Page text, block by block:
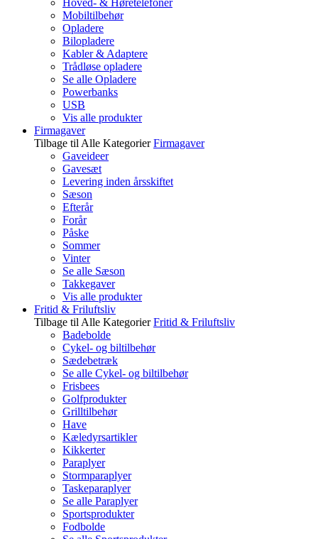
Hoved- & Høretelefoner
Mobiltilbehør
Opladere
Bilopladere
Kabler & Adaptere
Trådløse opladere
Se alle Opladere
Powerbanks
USB
Vis alle produkter
Firmagaver
Tilbage til Alle Kategorier Firmagaver
Gaveideer
Gavesæt
Levering inden årsskiftet
Sæson
Efterår
Forår
Påske
Sommer
Vinter
Se alle Sæson
Takkegaver
Vis alle produkter
Fritid & Friluftsliv
Tilbage til Alle Kategorier Fritid & Friluftsliv
Badebolde
Cykel- og biltilbehør
Sædebetræk
Se alle Cykel- og biltilbehør
Frisbees
Golfprodukter
Grilltilbehør
Have
Kæledyrsartikler
Kikkerter
Paraplyer
Stormparaplyer
Taskeparaplyer
Se alle Paraplyer
Sportsprodukter
Fodbolde